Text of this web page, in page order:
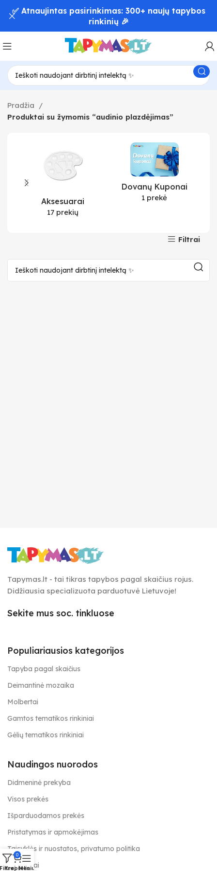
Pradžia
Produktai su žymomis “audinio plazdėjimas”
Aksesuarai
17 prekių
Dovanų Kuponai
1 prekė
Filtrai
Tapymas.lt - tai tikras tapybos pagal skaičius rojus.
Didžiausia specializuota parduotuvė Lietuvoje!
Sekite mus soc. tinkluose
Populiariausios kategorijos
Tapyba pagal skaičius
Deimantinė mozaika
Molbertai
Gamtos tematikos rinkiniai
Gėlių tematikos rinkiniai
Naudingos nuorodos
Didmeninė prekyba
Visos prekės
Išparduodamos prekės
Pristatymas ir apmokėjimas
Taisyklės ir nuostatos, privatumo politika
Kontaktai
✅ Atnaujintas pasirinkimas: 300+ naujų tapybos
rinkinių 🎉
0
Krepšelis
Meniu